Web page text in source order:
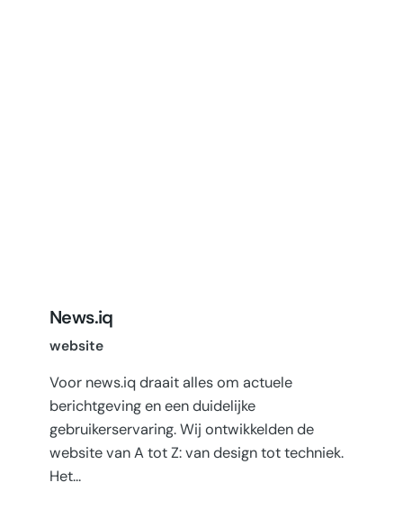
News.iq
website
Voor news.iq draait alles om actuele
berichtgeving en een duidelijke
gebruikerservaring. Wij ontwikkelden de
website van A tot Z: van design tot techniek.
Het…